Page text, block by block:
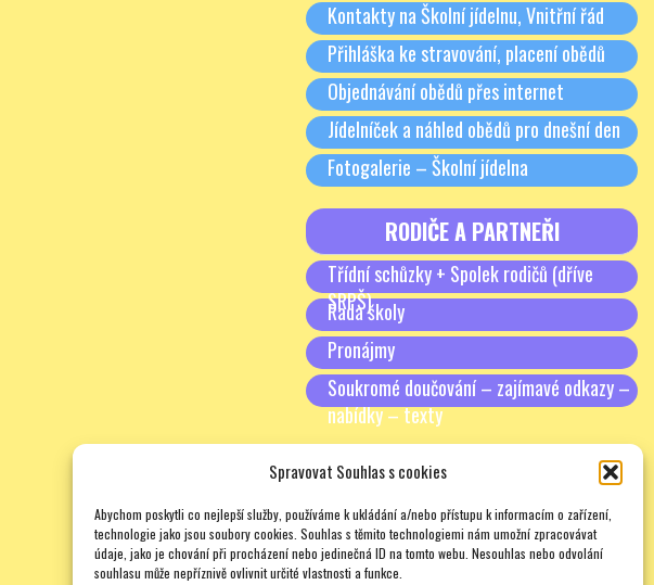
Spravovat Souhlas s cookies
Abychom poskytli co nejlepší služby, používáme k ukládání a/nebo přístupu k informacím o zařízení,
technologie jako jsou soubory cookies. Souhlas s těmito technologiemi nám umožní zpracovávat
údaje, jako je chování při procházení nebo jedinečná ID na tomto webu. Nesouhlas nebo odvolání
souhlasu může nepříznivě ovlivnit určité vlastnosti a funkce.
Kontakty na Školní jídelnu, Vnitřní řád
Přihláška ke stravování, placení obědů
Objednávání obědů přes internet
Jídelníček a náhled obědů pro dnešní den
Fotogalerie – Školní jídelna
RODIČE A PARTNEŘI
Třídní schůzky + Spolek rodičů (dříve
SRPŠ)
Rada školy
Pronájmy
Soukromé doučování – zajímavé odkazy –
nabídky – texty